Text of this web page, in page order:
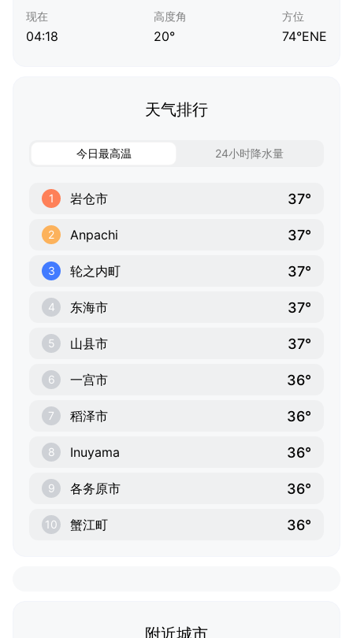
现在
04:18
高度角
20°
方位
74°ENE
天气排行
今日最高温 24小时降水量
1 岩仓市 37°
2 Anpachi 37°
3 轮之内町 37°
4 东海市 37°
5 山县市 37°
6 一宫市 36°
7 稻泽市 36°
8 Inuyama 36°
9 各务原市 36°
10 蟹江町 36°
附近城市